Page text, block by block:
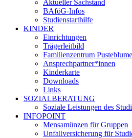
Aktueller Sachstand
BAföG-Infos
Studienstarthilfe
KINDER
Einrichtungen
Trägerleitbild
Familienzentrum Pusteblume
Ansprechpartner*innen
Kinderkarte
Downloads
Links
SOZIALBERATUNG
Soziale Leistungen des
INFOPOINT
Mensamünzen für Gruppen
Unfallversicherung für